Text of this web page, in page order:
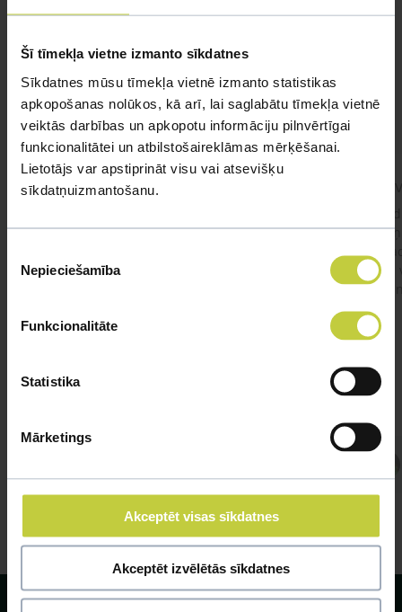
Šī tīmekļa vietne izmanto sīkdatnes
Sīkdatnes mūsu tīmekļa vietnē izmanto statistikas
apkopošanas nolūkos, kā arī, lai saglabātu tīmekļa vietnē
veiktās darbības un apkopotu informāciju pilnvērtīgai
funkcionalitātei un atbilstošaireklāmas mērķēšanai.
Lietotājs var apstiprināt visu vai atsevišķu
sīkdatņuizmantošanu.
izvēle
Nepieciešamība
Funkcionalitāte
Statistika
Mārketings
Akceptēt visas sīkdatnes
Akceptēt izvēlētās sīkdatnes
Līdzīgi jautājumi
Mūsu eksperti spēs atbildēt uz jebkuru Jūsu jautājumu
Aksoloti
lūdzu ietikt kāds filtrs nepieciešams,vai viņš ir
šobrīd zelta zivtiņām filtrs ir loti skaļš un ļoti